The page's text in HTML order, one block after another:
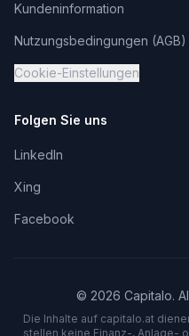
Kundeninformation
Nutzungsbedingungen (AGB)
Cookie-Einstellungen
Folgen Sie uns
LinkedIn
Xing
Facebook
© 2026 Capitalo.
Die Inhalte auf capitalo.at
stellen keine Finanz-, Anlage-